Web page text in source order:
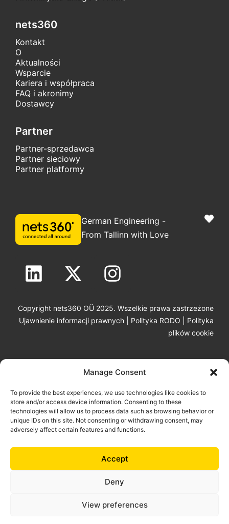
Manage Consent
To provide the best experiences, we use technologies like cookies to
store and/or access device information. Consenting to these
technologies will allow us to process data such as browsing behavior or
unique IDs on this site. Not consenting or withdrawing consent, may
adversely affect certain features and functions.
Accept
Deny
View preferences
nets360
Kontakt
O
Aktualności
Wsparcie
Kariera i współpraca
FAQ i akronimy
Dostawcy
Partner
Partner-sprzedawca
Partner sieciowy
Partner platformy
German Engineering -
From Tallinn with Love
Copyright nets360 OÜ 2025. Wszelkie prawa zastrzeżone
Ujawnienie informacji prawnych
Polityka RODO
Polityka
plików cookie
100% Made in Europe dla Europy.
dla przedsiębiorstw, organizacji pozarządowych i instytucji
publicznych.